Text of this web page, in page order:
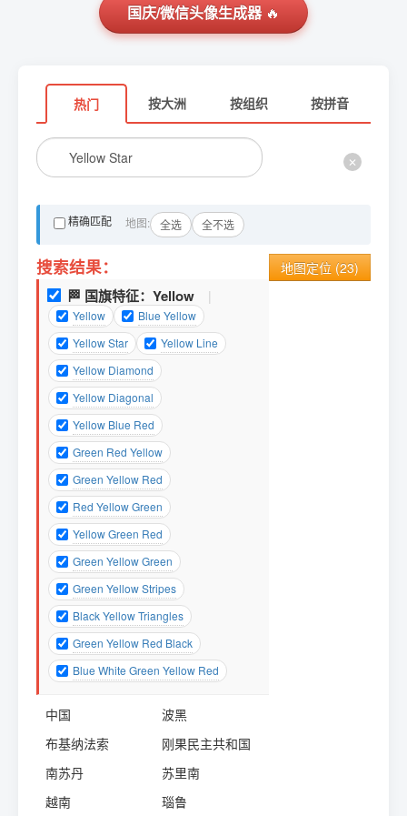
国庆/微信头像生成器🔥
热门 按大洲 按组织 按拼音
✕
精确匹配 地图: 全选 全不选
地图定位 (23)
搜索结果：
🏁 国旗特征： Yellow |
Yellow
Blue Yellow
Yellow Star
Yellow Line
Yellow Diamond
Yellow Diagonal
Yellow Blue Red
Green Red Yellow
Green Yellow Red
Red Yellow Green
Yellow Green Red
Green Yellow Green
Green Yellow Stripes
Black Yellow Triangles
Green Yellow Red Black
Blue White Green Yellow Red
中国
波黑
布基纳法索
刚果民主共和国
南苏丹
苏里南
越南
瑙鲁